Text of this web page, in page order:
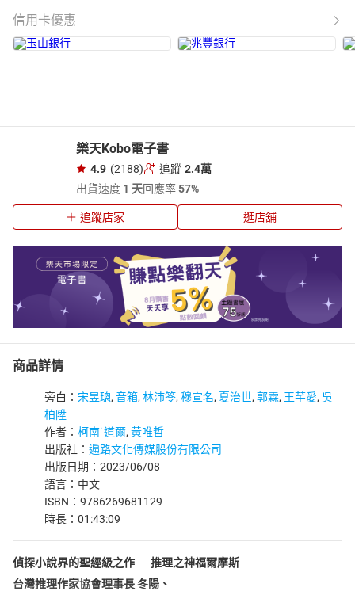
信用卡優惠
樂天Kobo電子書
4.9 (2188) 追蹤 2.4萬
出貨速度 1 天回應率57%
追蹤店家 逛店舖
商品詳情
旁白： 宋昱璁, 音箱, 林沛笭, 穆宣名, 夏治世, 郭霖, 王芊愛, 吳
柏陞
作者： 柯南˙道爾, 黃唯哲
出版社： 遍路文化傳媒股份有限公司
出版日期：2023/06/08
語言：中文
ISBN：9786269681129
時長：01:43:09
偵探小說界的聖經級之作──推理之神福爾摩斯
台灣推理作家協會理事長 冬陽、